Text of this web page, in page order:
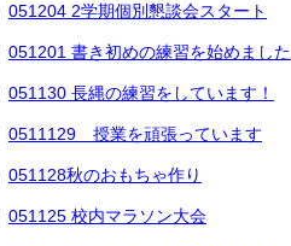
051204 2学期個別懇談会スタート
051201 書き初めの練習を始めました
051130 長縄の練習をしています！
0511129 授業を頑張っています
051128秋のおもちゃ作り
051125 校内マラソン大会